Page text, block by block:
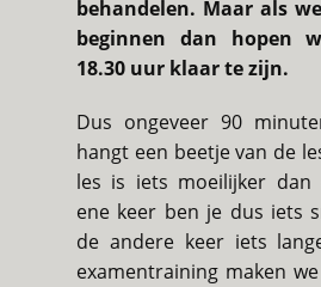
behandelen. Maar als
beginnen dan hopen
18.30 uur klaar te zijn.
Dus ongeveer 90
hangt een beetje van de
les is iets moeilijker dan
ene keer ben je dus iets
de andere keer iets
examentraining maken